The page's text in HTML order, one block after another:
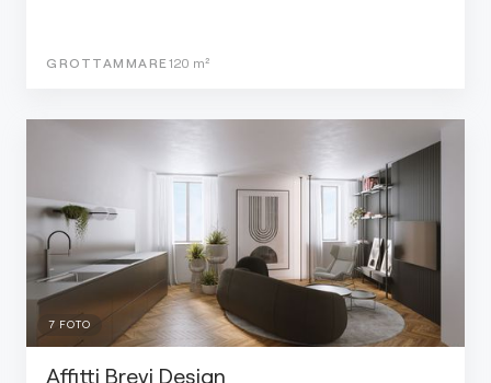
GROTTAMMARE 120 m²
7 FOTO
Affitti Brevi Design